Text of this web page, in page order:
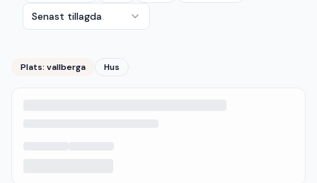
Senast tillagda
Plats: vallberga Hus